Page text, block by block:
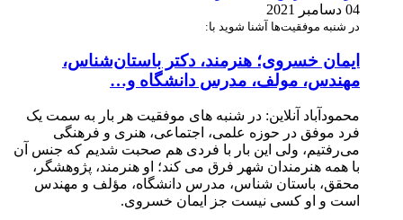
04 دسامبر 2021
در شنبه موفقیت‌ها آشنا شوید با:
ایمان خسروی؛ هنرمند، دکتر باستان‌شناس،
مهندس، مولف، مدرس دانشگاه و…
محمودآباد آنلاین: در شنبه های موفقیت هر بار به سمت یک
فرد موفق در حوزه علمی، اجتماعی، هنری و فرهنگی
می‌رفتیم، ولی این بار با فردی هم صحبت شدیم که جنس آن
با همه هنرمندان شهر فرق می کند؛ او هنرمند، پژوهشگر،
محقق، باستان شناس، مدرس دانشگاه، مؤلف و مهندس
است و او کسی نیست جز ایمان خسروی.